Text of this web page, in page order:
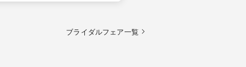
ブライダルフェア一覧